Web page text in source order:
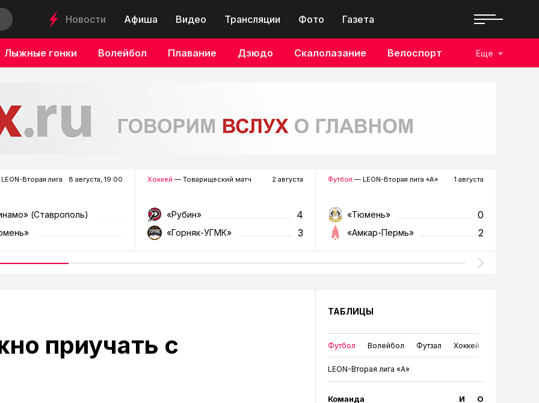
Новости Афиша Видео Трансляции Фото Газета
Лыжные гонки Волейбол Плавание Дзюдо Скалолазание Велоспорт Еще
Вторая лига 8 августа, 19:00
(Ставрополь)
Хоккей — Товарищеский матч 2 августа
«Рубин» 4
«Горняк-УГМК» 3
Футбол — LEON-Вторая лига «А» 1 августа
«Тюмень» 0
«Амкар-Пермь» 2
приучать с
ТАБЛИЦЫ
Футбол Волейбол Футзал Хоккей
LEON-Вторая лига «А»
Команда И О